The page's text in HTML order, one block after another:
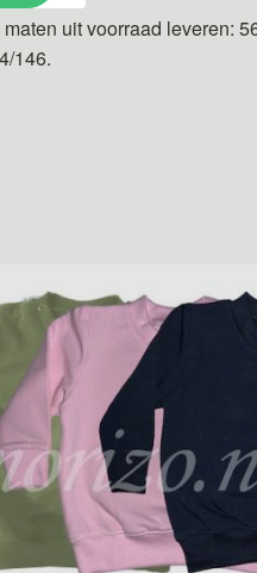
uit voorraad leveren:
146.